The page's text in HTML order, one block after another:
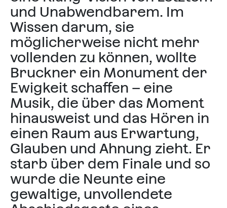
und Unabwendbarem. Im
Wissen darum, sie
möglicherweise nicht mehr
vollenden zu können, wollte
Bruckner ein Monument der
Ewigkeit schaffen – eine
Musik, die über das Moment
hinausweist und das Hören in
einen Raum aus Erwartung,
Glauben und Ahnung zieht. Er
starb über dem Finale und so
wurde die Neunte eine
gewaltige, unvollendete